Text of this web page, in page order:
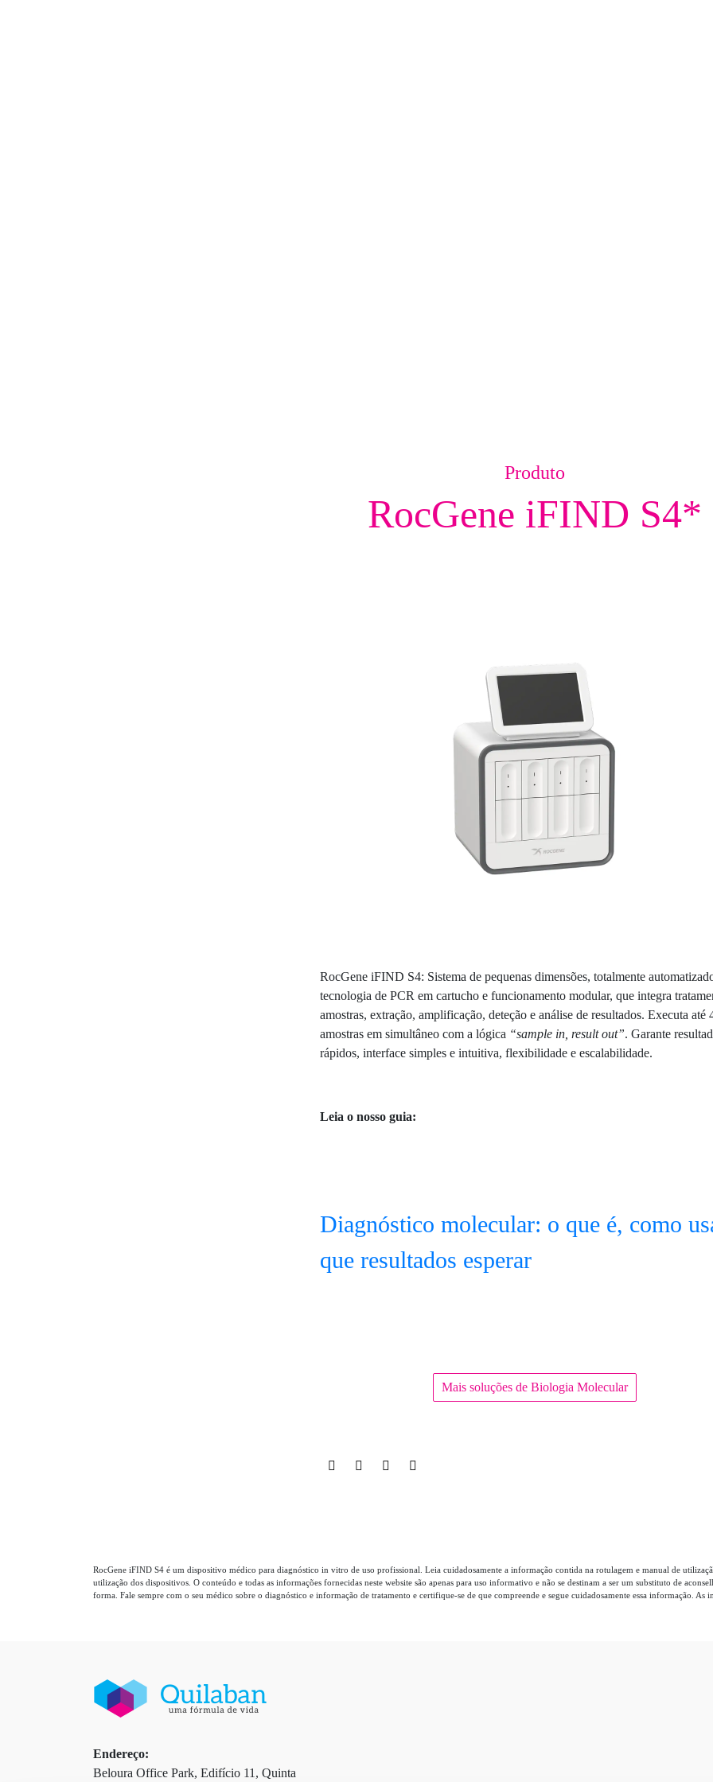
Produto
RocGene iFIND S4*
RocGene iFIND S4: Sistema de pequenas dimensões, totalmente
tecnologia de PCR em cartucho e funcionamento modular, que integra
amostras, extração, amplificação, deteção e análise de resultados. Executa até
amostras em simultâneo com a lógica “sample in, result out”. Garante
rápidos, interface simples e intuitiva, flexibilidade e escalabilidade.
Leia o nosso guia:
Diagnóstico molecular: o que é, como
que resultados esperar
Mais soluções de Biologia Molecular
RocGene iFIND S4 é um dispositivo médico para diagnóstico in vitro de uso profissional. Leia cuidadosamente a informação contida na rotulagem e manual de
utilização dos dispositivos. O conteúdo e todas as informações fornecidas neste website são apenas para uso informativo e não se destinam a ser um substituto de
forma. Fale sempre com o seu médico sobre o diagnóstico e informação de tratamento e certifique-se de que compreende e segue cuidadosamente essa informação. As
Endereço:
Beloura Office Park, Edifício 11, Quinta